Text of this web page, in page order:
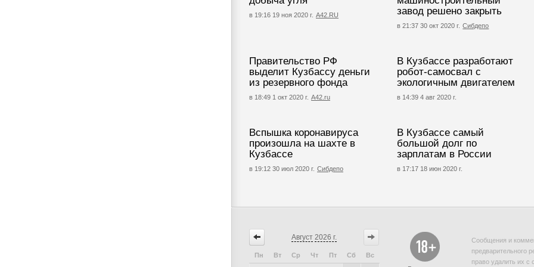
в 19:16 19 ноя 2020 г. А42.RU
завод решено закрыть
в 21:37 30 окт 2020 г. Сибдепо
Правительство РФ
выделит Кузбассу деньги
из резервного фонда
в 18:49 1 окт 2020 г. A42.ru
В Кузбассе разработают
робот-самосвал с
экологичным двигателем
в 14:39 4 авг 2020 г.
Вспышка коронавируса
произошла на шахте в
Кузбассе
в 19:12 30 июл 2020 г. Сибдепо
В Кузбассе самый
большой долг по
зарплатам в России
в 17:17 18 июн 2020 г.
Август 2026 г.
Пн Вт Ср Чт Пт Сб
Вс
Сообщения и
предварительного
право удалить их с